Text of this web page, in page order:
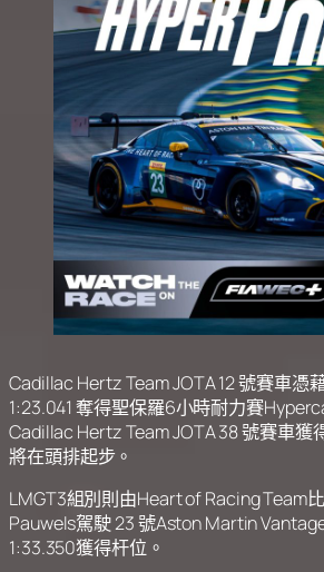
Cadillac Hertz Team JOTA 12 號賽車憑
1:23.041 奪得聖保羅6小時耐力賽
Cadillac Hertz Team JOTA 38 號賽車獲
將在頭排起步。
LMGT3組別則由Heart of Racing Team
Pauwels駕駛 23 號Aston Martin
1:33.350獲得杆位。